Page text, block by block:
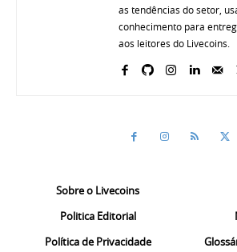
as tendências do setor,
conhecimento para
aos leitores do Livecoins.
Sobre o Livecoins
Politica Editorial
Política de Privacidade